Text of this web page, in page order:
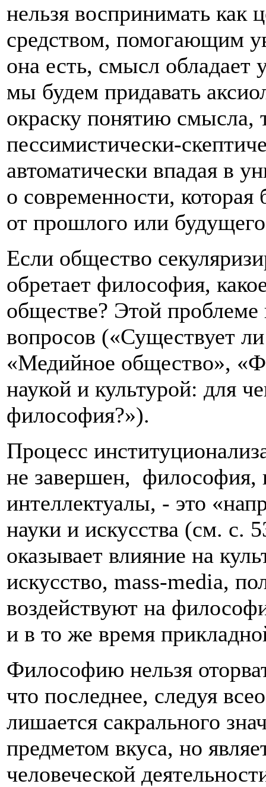
нельзя воспринимать как
средством, помогающим
она есть, смысл
мы будем придавать
окраску понятию смысла,
пессимистически-
автоматически впадая в
о современности,
от прошлого или
Если общество
обретает философия,
обществе? Этой проблеме
вопросов («Существует
«Медийное общество»,
наукой и культурой: для
философия?»).
Процесс
не завершен, философия,
интеллектуалы, - это
науки и искусства (см. с.
оказывает влияние на
искусство, mass-media,
воздействуют на
и в то же время
Философию нельзя
что последнее, следуя
лишается сакрального
предметом вкуса, но
человеческой